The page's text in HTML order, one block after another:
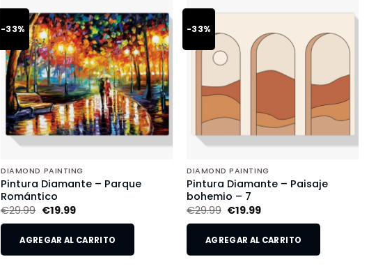
-33%
DIAMOND PAINTING
Pintura Diamante – Parque
Romántico
€29.99 €19.99
AGREGAR AL CARRITO
-33%
DIAMOND PAINTING
Pintura Diamante – Paisaje
bohemio – 7
€29.99 €19.99
AGREGAR AL CARRITO